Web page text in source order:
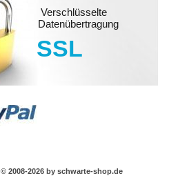
Verschlüsselte
Datenübertragung
SSL
© 2008-2026 by schwarte-shop.de